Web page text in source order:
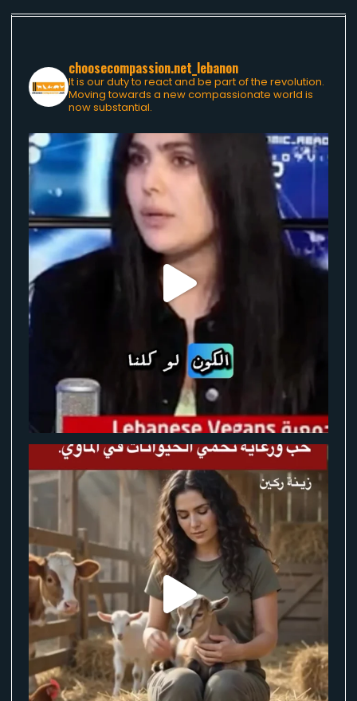
choosecompassion.net_lebanon
It is our duty to react and be part of the revolution.
Moving towards a new compassionate world is
now substantial.